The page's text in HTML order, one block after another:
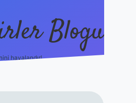
Blogu
havalandır!
https://